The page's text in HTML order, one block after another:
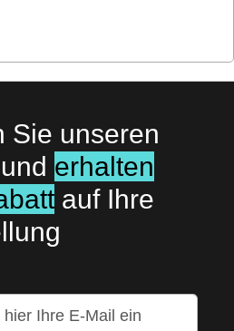
Sie unseren
erhalten
auf Ihre